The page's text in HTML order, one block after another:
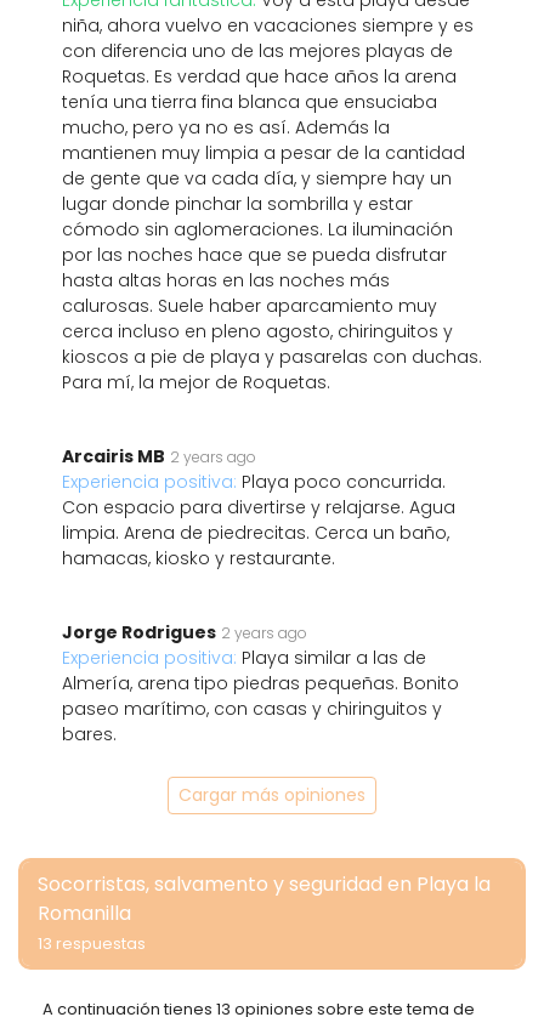
niña, ahora vuelvo en vacaciones siempre y es
con diferencia uno de las mejores playas de
Roquetas. Es verdad que hace años la arena
tenía una tierra fina blanca que ensuciaba
mucho, pero ya no es así. Además la
mantienen muy limpia a pesar de la cantidad
de gente que va cada día, y siempre hay un
lugar donde pinchar la sombrilla y estar
cómodo sin aglomeraciones. La iluminación
por las noches hace que se pueda disfrutar
hasta altas horas en las noches más
calurosas. Suele haber aparcamiento muy
cerca incluso en pleno agosto, chiringuitos y
kioscos a pie de playa y pasarelas con duchas.
Para mí, la mejor de Roquetas.
Arcairis MB 2 years ago
Experiencia positiva: Playa poco concurrida.
Con espacio para divertirse y relajarse. Agua
limpia. Arena de piedrecitas. Cerca un baño,
hamacas, kiosko y restaurante.
Jorge Rodrigues 2 years ago
Experiencia positiva: Playa similar a las de
Almería, arena tipo piedras pequeñas. Bonito
paseo marítimo, con casas y chiringuitos y
bares.
Cargar más opiniones
Socorristas, salvamento y seguridad en Playa la
Romanilla
13 respuestas
A continuación tienes 13 opiniones sobre este tema de